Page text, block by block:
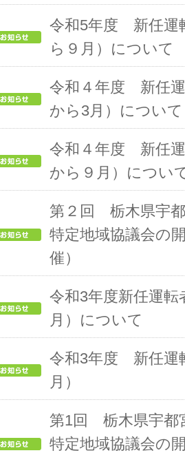
令和5年度 新任運
ら９月）について
令和４年度 新任
から3月）について
令和４年度 新任
から９月）につい
第２回 栃木県宇
特定地域協議会の
催）
令和3年度新任運転
月）について
令和3年度 新任運
月）
第1回 栃木県宇都
特定地域協議会の